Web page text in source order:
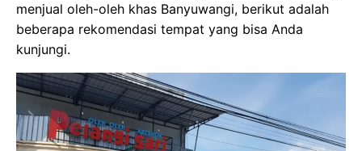
menjual oleh-oleh khas Banyuwangi, berikut adalah
beberapa rekomendasi tempat yang bisa Anda
kunjungi.